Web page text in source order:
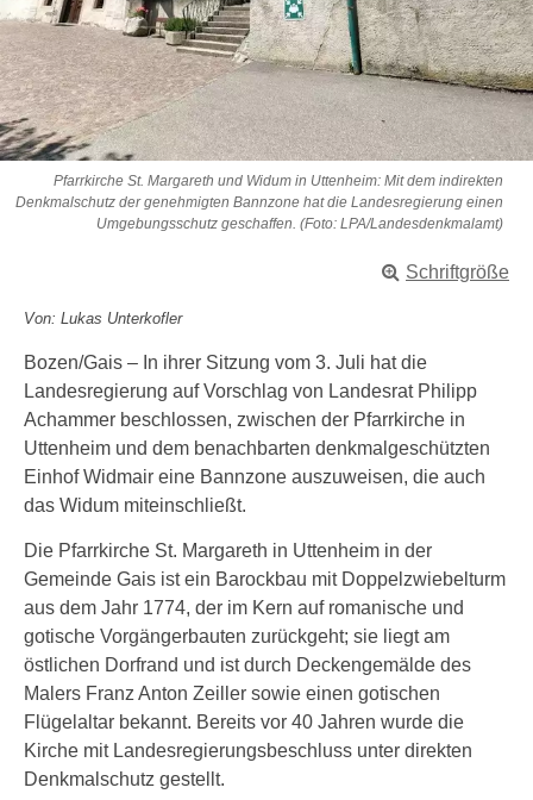
Pfarrkirche St. Margareth und Widum in Uttenheim: Mit dem indirekten
Denkmalschutz der genehmigten Bannzone hat die Landesregierung einen
Umgebungsschutz geschaffen. (Foto: LPA/Landesdenkmalamt)
Schriftgröße
Von: Lukas Unterkofler
Bozen/Gais – In ihrer Sitzung vom 3. Juli hat die
Landesregierung auf Vorschlag von Landesrat Philipp
Achammer beschlossen, zwischen der Pfarrkirche in
Uttenheim und dem benachbarten denkmalgeschützten
Einhof Widmair eine Bannzone auszuweisen, die auch
das Widum miteinschließt.
Die Pfarrkirche St. Margareth in Uttenheim in der
Gemeinde Gais ist ein Barockbau mit Doppelzwiebelturm
aus dem Jahr 1774, der im Kern auf romanische und
gotische Vorgängerbauten zurückgeht; sie liegt am
östlichen Dorfrand und ist durch Deckengemälde des
Malers Franz Anton Zeiller sowie einen gotischen
Flügelaltar bekannt. Bereits vor 40 Jahren wurde die
Kirche mit Landesregierungsbeschluss unter direkten
Denkmalschutz gestellt.